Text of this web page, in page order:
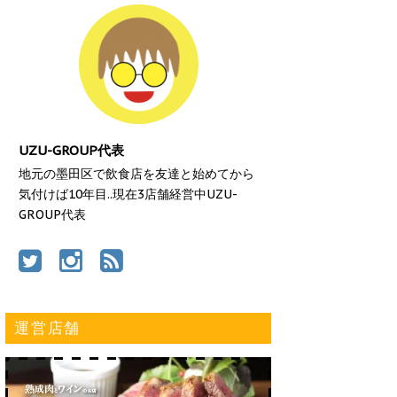
UZU-GROUP代表
地元の墨田区で飲食店を友達と始めてから
気付けば10年目..現在3店舗経営中UZU-
GROUP代表
運営店舗